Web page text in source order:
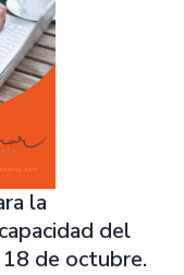
la
del
de octubre.